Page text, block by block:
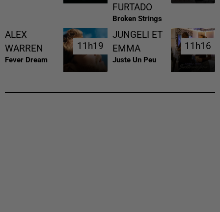
FURTADO
Broken Strings
ALEX
WARREN
Fever Dream
11h19
11h19
JUNGELI ET
EMMA
Juste Un Peu
11h16
11h16